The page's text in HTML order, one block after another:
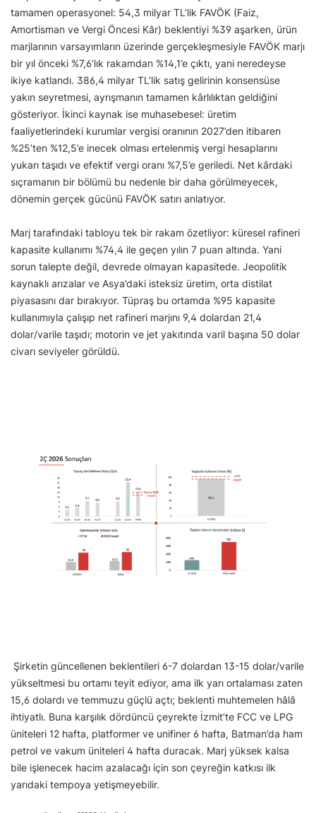
tamamen operasyonel: 54,3 milyar TL’lik FAVÖK (Faiz,
Amortisman ve Vergi Öncesi Kâr) beklentiyi %39 aşarken, ürün
marjlarının varsayımların üzerinde gerçekleşmesiyle FAVÖK marjı
bir yıl önceki %7,6’lık rakamdan %14,1’e çıktı, yani neredeyse
ikiye katlandı. 386,4 milyar TL’lik satış gelirinin konsensüse
yakın seyretmesi, ayrışmanın tamamen kârlılıktan geldiğini
gösteriyor. İkinci kaynak ise muhasebesel: üretim
faaliyetlerindeki kurumlar vergisi oranının 2027’den itibaren
%25’ten %12,5’e inecek olması ertelenmiş vergi hesaplarını
yukarı taşıdı ve efektif vergi oranı %7,5’e geriledi. Net kârdaki
sıçramanın bir bölümü bu nedenle bir daha görülmeyecek,
dönemin gerçek gücünü FAVÖK satırı anlatıyor.
Marj tarafındaki tabloyu tek bir rakam özetliyor: küresel rafineri
kapasite kullanımı %74,4 ile geçen yılın 7 puan altında. Yani
sorun talepte değil, devrede olmayan kapasitede. Jeopolitik
kaynaklı arızalar ve Asya’daki isteksiz üretim, orta distilat
piyasasını dar bırakıyor. Tüpraş bu ortamda %95 kapasite
kullanımıyla çalışıp net rafineri marjını 9,4 dolardan 21,4
dolar/varile taşıdı; motorin ve jet yakıtında varil başına 50 dolar
civarı seviyeler görüldü.
Şirketin güncellenen beklentileri 6-7 dolardan 13-15 dolar/varile
yükseltmesi bu ortamı teyit ediyor, ama ilk yarı ortalaması zaten
15,6 dolardı ve temmuzu güçlü açtı; beklenti muhtemelen hâlâ
ihtiyatlı. Buna karşılık dördüncü çeyrekte İzmit’te FCC ve LPG
üniteleri 12 hafta, platformer ve unifiner 6 hafta, Batman’da ham
petrol ve vakum üniteleri 4 hafta duracak. Marj yüksek kalsa
bile işlenecek hacim azalacağı için son çeyreğin katkısı ilk
yarıdaki tempoya yetişmeyebilir.